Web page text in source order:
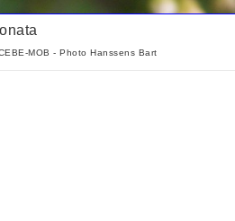
MOB - Photo Hanssens Bart